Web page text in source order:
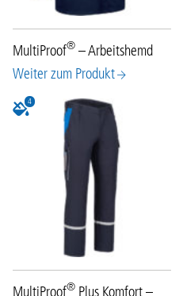
MultiProof® – Arbeitshemd
Weiter zum Produkt
4
MultiProof® Plus Komfort –